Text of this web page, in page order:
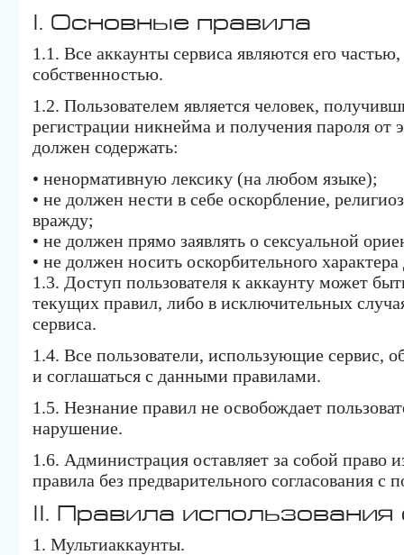
I. Основные правила
1.1. Все аккаунты сервиса являются его
собственностью.
1.2. Пользователем является человек,
регистрации никнейма и получения пароля от
должен содержать:
• ненормативную лексику (на любом языке);
• не должен нести в себе оскорбление,
вражду;
• не должен прямо заявлять о сексуальной
• не должен носить оскорбительного характера
1.3. Доступ пользователя к аккаунту может
текущих правил, либо в исключительных
сервиса.
1.4. Все пользователи, использующие сервис,
и соглашаться с данными правилами.
1.5. Незнание правил не освобождает
нарушение.
1.6. Администрация оставляет за собой право
правила без предварительного согласования с
II. Правила использования
1. Мультиаккаунты.